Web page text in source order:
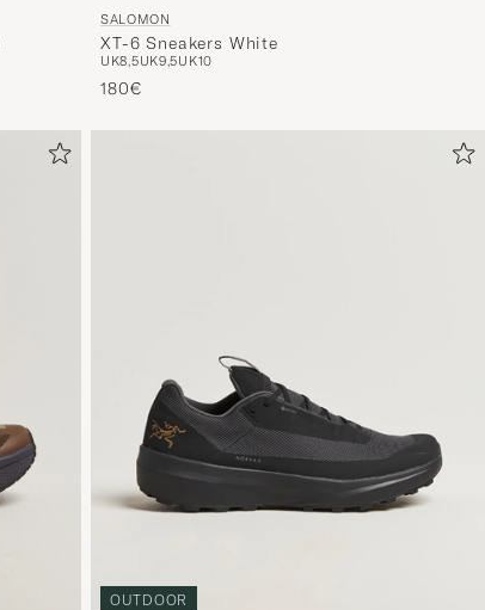
SALOMON
XT-6 Sneakers White
UK8,5UK9,5UK10
180€
OUTDOOR